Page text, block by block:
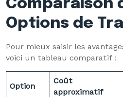
Comparaison
Options de
Pour mieux saisir les
voici un tableau comparatif :
Option
Coût
approximatif